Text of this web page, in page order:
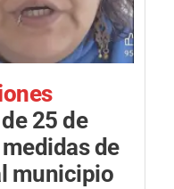
25 de
de
municipio